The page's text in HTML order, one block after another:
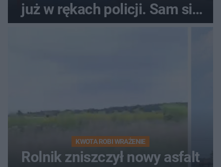
już w rękach policji. Sam się
KWOTA ROBI WRAŻENIE
Rolnik zniszczył nowy asfalt